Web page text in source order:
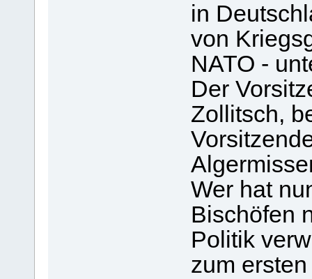
in
von
NATO -
Der
Zollitsch,
Wer hat
Bischöfen
Politik
zum